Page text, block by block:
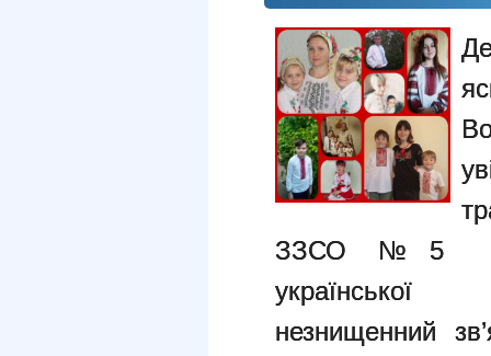
ЗЗСО №5
української
незнищенний